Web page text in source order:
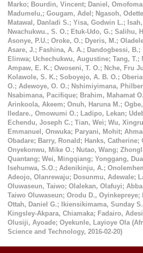
Marko; Bourdin, Vincent; Daniel,
Madumelu,; Gougam, Adel ; Ngasoh,
Matawal, Danladi S.; Yisa, Godwin L.;
Nwachukwu., S. O.; Etuk-Udo, G.; Salihu,
Asonye, P.U.; Oroke, O.; Dyeris, M.;
Asare, J.; Fashina, A. A.; Dandogbessi, B.;
Elinwa; Uchechukwu, Augustine; Tang, T.;
Ampaw, E. K.; Owoseni, T. O.; Nche, Fru
Kolawole, S. K.; Soboyejo, A. B. O.;
O.; Adewoye, O. O.; Nshimiyimana,
Nsabimana, Pacifique; Brahim, Mahamat
Arinkoola, Akeem; Onuh, Haruna M.;
Iledare., Omowumi O.; Ladipo, Lekan;
Echendu, Joseph C.; Tian, Wei; Wu, Xingru
Emmanuel, Onwuka; Paryani, Mohit;
Obadare; Barry, Ronald ; Hanks, Catherine;
Onyekonwu, Mike O.; Nutao, Wang;
Quantang; Wei, Mingqiang; Yonggang,
Isehunwa, S.O.; Adenikinju, A.;
Adeojo, Olanrewaju; Dosunmu, Adewale;
Oluwaseun, Taiwo; Olalekan, Olafuyi;
Taiwo Oluwaseun; Orodu D., Oyinkepreye;
Ottah, Daniel G.; Ikiensikimama, Sunday S.
Kingsley-Akpara, Chiamaka; Fadairo,
Olusiji, Ayoade; Oyekunle, Layioye Ola (
Science and Technology, 2016-02-20)